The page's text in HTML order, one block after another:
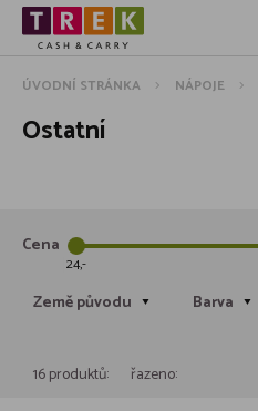
ÚVODNÍ STRÁNKA NÁPOJE
Ostatní
Cena
24
Země původu Barva
16 produktů: řazeno: